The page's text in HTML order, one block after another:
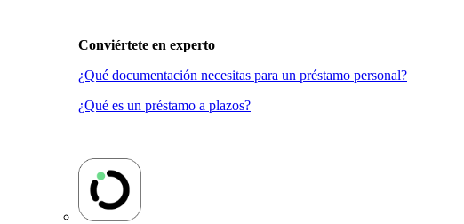
Conviértete en experto
¿Qué documentación necesitas para un préstamo personal?
¿Qué es un préstamo a plazos?